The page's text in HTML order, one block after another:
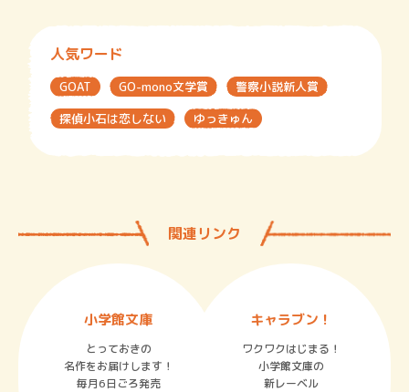
人気ワード
GOAT GO-mono文学賞
警察小説新人賞
探偵小石は恋しない
ゆっきゅん
関連リンク
小学館文庫
とっておきの
名作をお届けします！
毎月6日ごろ発売
キャラブン！
ワクワクはじまる！
小学館文庫の
新レーベル